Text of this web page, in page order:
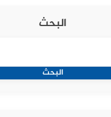
البحث
البحث